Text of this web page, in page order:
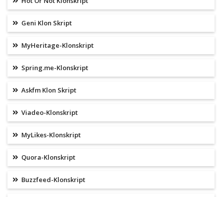
Geni Klon Skript
MyHeritage-Klonskript
Spring.me-Klonskript
Askfm Klon Skript
Viadeo-Klonskript
MyLikes-Klonskript
Quora-Klonskript
Buzzfeed-Klonskript